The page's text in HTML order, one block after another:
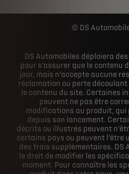
DS
DS Automobiles déploiera
pour s’assurer que le contenu
jour, mais n’accepte aucune
réclamation ou perte découlant
le contenu du site. Certaines
peuvent ne pas être
modifications au produit, qui
depuis son lancement.
décrits ou illustrés peuvent
certains pays ou peuvent l’être
des frais supplémentaires. DS
le droit de modifier les
moment. Pour connaître les